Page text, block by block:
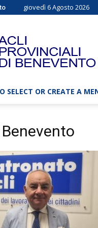
giovedì 6 Agosto 2026
SELECT OR CREATE A